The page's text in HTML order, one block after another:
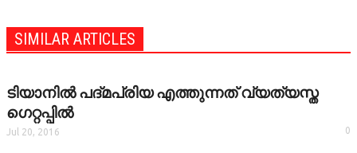
SIMILAR ARTICLES
ടിയാനില്‍ പദ്മപ്രിയ എത്തുന്നത് വ്യത്യസ്ത
ഗെറ്റപ്പില്‍
Jul 20, 2016 0